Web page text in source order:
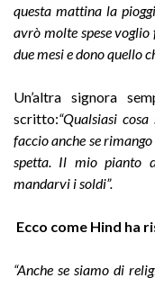
questa mattina la
avrò molte spese
due mesi e dono quello
Un’altra signora
scritto:“Qualsiasi
faccio anche se
spetta. Il mio pianto
mandarvi i soldi”.
Ecco come Hind ha
“Anche se siamo di